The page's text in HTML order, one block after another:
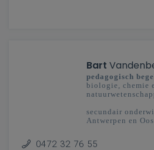
Bart
pedagogisch
biologie, chemie
secundair
Antwerpen en
0472 32 76 55